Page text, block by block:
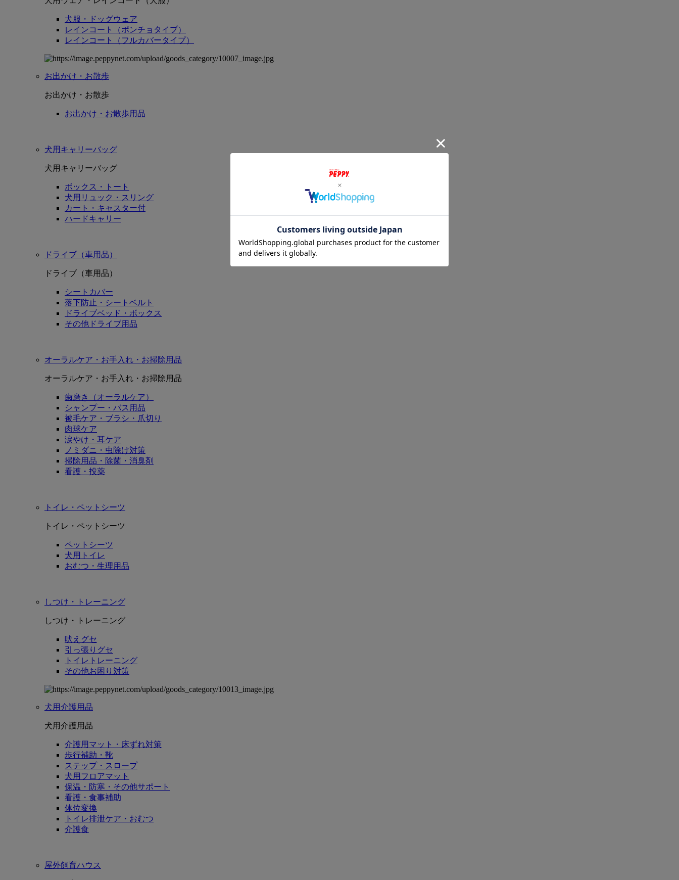
犬服・ドッグウェア
レインコート（ポンチョタイプ）
レインコート（フルカバータイプ）
お出かけ・お散歩
お出かけ・お散歩
お出かけ・お散歩用品
犬用キャリーバッグ
犬用キャリーバッグ
ボックス・トート
犬用リュック・スリング
カート・キャスター付
ハードキャリー
ドライブ（車用品）
ドライブ（車用品）
シートカバー
落下防止・シートベルト
ドライブベッド・ボックス
その他ドライブ用品
オーラルケア・お手入れ・お掃除用品
オーラルケア・お手入れ・お掃除用品
歯磨き（オーラルケア）
シャンプー・バス用品
被毛ケア・ブラシ・爪切り
肉球ケア
涙やけ・耳ケア
ノミダニ・虫除け対策
掃除用品・除菌・消臭剤
看護・投薬
トイレ・ペットシーツ
トイレ・ペットシーツ
ペットシーツ
犬用トイレ
おむつ・生理用品
しつけ・トレーニング
しつけ・トレーニング
吠えグセ
引っ張りグセ
トイレトレーニング
その他お困り対策
犬用介護用品
犬用介護用品
介護用マット・床ずれ対策
歩行補助・靴
ステップ・スロープ
犬用フロアマット
保温・防寒・その他サポート
看護・食事補助
体位変換
トイレ排泄ケア・おむつ
介護食
屋外飼育ハウス